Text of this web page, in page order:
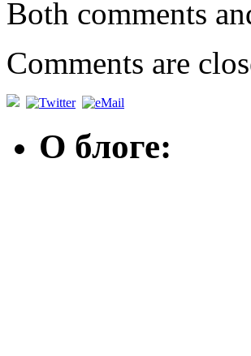
Both comments
Comments are
О блоге: